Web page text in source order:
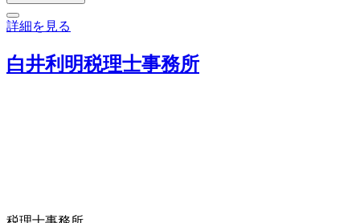
詳細を見る
白井利明税理士事務所